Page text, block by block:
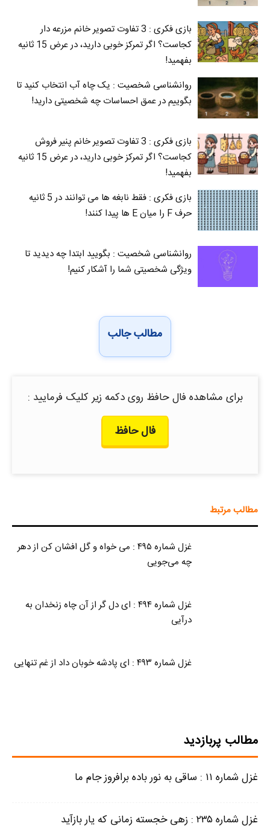
بازی فکری : 3 تفاوت تصویر خانم مزرعه دار
کجاست؟ اگر تمرکز خوبی دارید، در عرض 15 ثانیه
بفهمید!
روانشناسی شخصیت : یک چاه آب انتخاب کنید تا
بگوییم در عمق احساسات چه شخصیتی دارید!
بازی فکری : 3 تفاوت تصویر خانم پنیر فروش
کجاست؟ اگر تمرکز خوبی دارید، در عرض 15 ثانیه
بفهمید!
بازی فکری : فقط نابغه ها می توانند در 5 ثانیه
حرف F را میان E‌ ها پیدا کنند!
روانشناسی شخصیت : بگویید ابتدا چه دیدید تا
ویژگی شخصیتی شما را آشکار کنیم!
مطالب جالب
برای مشاهده فال حافظ روی دکمه زیر کلیک فرمایید :
فال حافظ
مطالب مرتبط
غزل شماره ۴۹۵ : می خواه و گل افشان کن از دهر
چه می‌جویی
غزل شماره ۴۹۴ : ای دل گر از آن چاه زنخدان به
درآیی
غزل شماره ۴۹۳ : ای پادشه خوبان داد از غم تنهایی
مطالب پربازدید
غزل شماره ۱۱ : ساقی به نور باده برافروز جام ما
غزل شماره ۲۳۵ : زهی خجسته زمانی که یار بازآید